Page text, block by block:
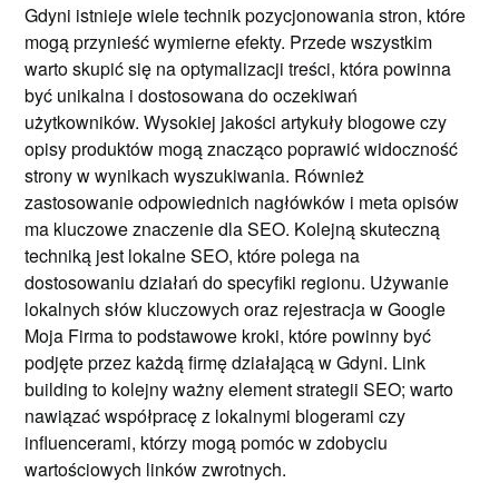
Gdyni istnieje wiele technik pozycjonowania stron, które
mogą przynieść wymierne efekty. Przede wszystkim
warto skupić się na optymalizacji treści, która powinna
być unikalna i dostosowana do oczekiwań
użytkowników. Wysokiej jakości artykuły blogowe czy
opisy produktów mogą znacząco poprawić widoczność
strony w wynikach wyszukiwania. Również
zastosowanie odpowiednich nagłówków i meta opisów
ma kluczowe znaczenie dla SEO. Kolejną skuteczną
techniką jest lokalne SEO, które polega na
dostosowaniu działań do specyfiki regionu. Używanie
lokalnych słów kluczowych oraz rejestracja w Google
Moja Firma to podstawowe kroki, które powinny być
podjęte przez każdą firmę działającą w Gdyni. Link
building to kolejny ważny element strategii SEO; warto
nawiązać współpracę z lokalnymi blogerami czy
influencerami, którzy mogą pomóc w zdobyciu
wartościowych linków zwrotnych.